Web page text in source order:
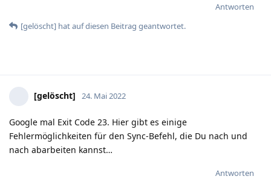
Antworten
[gelöscht] hatauf diesen Beitrag geantwortet.
[gelöscht] 24. Mai 2022
Google mal Exit Code 23. Hier gibt es einige
Fehlermöglichkeiten für den Sync-Befehl, die Du nach und
nach abarbeiten kannst…
Antworten